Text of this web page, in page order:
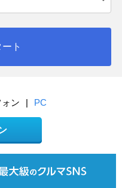
ト
ン | PC